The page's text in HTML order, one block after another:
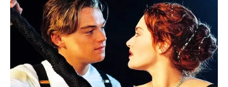
Johana Ximena Aranda dejó como
nueva la vía de ingreso a la Ciudadela
Simón Bolívar en Ibagué
INSEGURIDAD EN IBAGUÉ